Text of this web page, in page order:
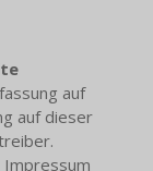
auf
auf dieser
Impressum